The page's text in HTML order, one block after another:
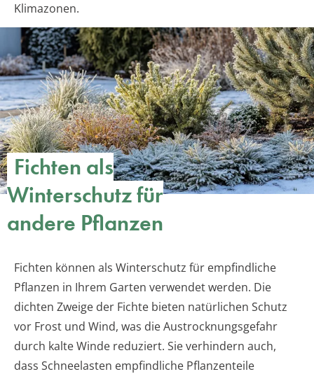
Klimazonen.
Fichten als
Winterschutz für
andere Pflanzen
Fichten können als Winterschutz für empfindliche
Pflanzen in Ihrem Garten verwendet werden. Die
dichten Zweige der Fichte bieten natürlichen Schutz
vor Frost und Wind, was die Austrocknungsgefahr
durch kalte Winde reduziert. Sie verhindern auch,
dass Schneelasten empfindliche Pflanzenteile